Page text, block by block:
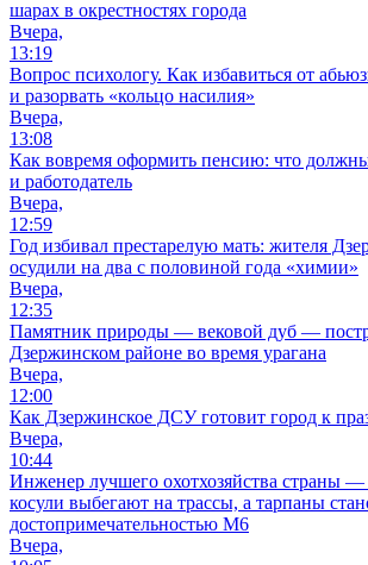
шарах в окрестностях города
Вчера,
13:19
Вопрос психологу. Как избавиться от
и разорвать «кольцо насилия»
Вчера,
13:08
Как вовремя оформить пенсию: что
и работодатель
Вчера,
12:59
Год избивал престарелую мать: жителя
осудили на два с половиной года «химии»
Вчера,
12:35
Памятник природы — вековой дуб —
Дзержинском районе во время урагана
Вчера,
12:00
Как Дзержинское ДСУ готовит город к
Вчера,
10:44
Инженер лучшего охотхозяйства страны
косули выбегают на трассы, а тарпаны
достопримечательностью М6
Вчера,